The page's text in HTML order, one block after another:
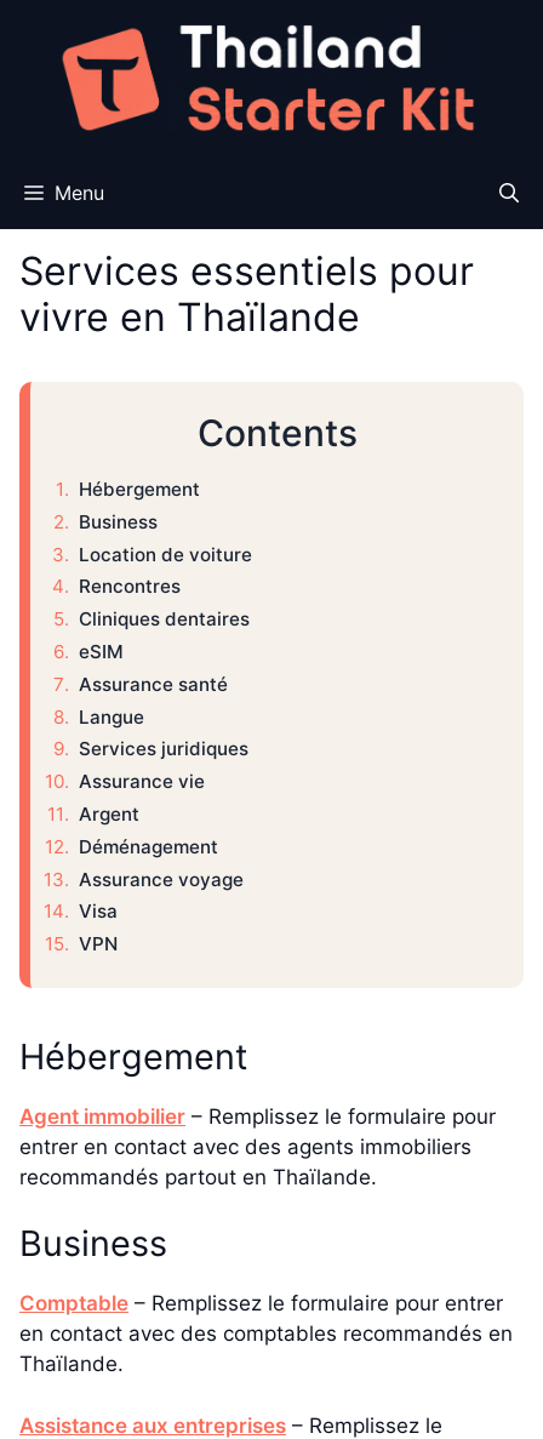
contenu
Menu
Services essentiels pour
vivre en Thaïlande
Contents
Hébergement
Business
Location de voiture
Rencontres
Cliniques dentaires
eSIM
Assurance santé
Langue
Services juridiques
Assurance vie
Argent
Déménagement
Assurance voyage
Visa
VPN
Hébergement
Agent immobilier – Remplissez le formulaire pour
entrer en contact avec des agents immobiliers
recommandés partout en Thaïlande.
Business
Comptable – Remplissez le formulaire pour entrer
en contact avec des comptables recommandés en
Thaïlande.
Assistance aux entreprises – Remplissez le